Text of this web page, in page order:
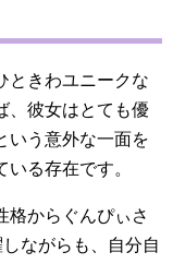
ときわユニークな
、彼女はとても優
いう意外な一面を
る存在です。
格からぐんぴぃさ
ながらも、自分自